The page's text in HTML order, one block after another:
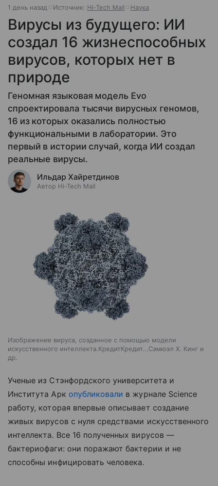
1 день назад Источник: Hi-Tech Mail Наука
Вирусы из будущего: ИИ
создал 16 жизнеспособных
вирусов, которых нет в
природе
Геномная языковая модель Evo
спроектировала тысячи вирусных геномов,
16 из которых оказались полностью
функциональными в лаборатории. Это
первый в истории случай, когда ИИ создал
реальные вирусы.
Ильдар Хайретдинов
Автор Hi-Tech Mail
Изображение вируса, созданное с помощью модели
искусственного интеллекта.КредитКредит...Сэмюэл Х. Кинг и
др.
Ученые из Стэнфордского университета и
Института Арк опубликовали в журнале Science
работу, которая впервые описывает создание
живых вирусов с нуля средствами искусственного
интеллекта. Все 16 полученных вирусов —
бактериофаги: они поражают бактерии и не
способны инфицировать человека.